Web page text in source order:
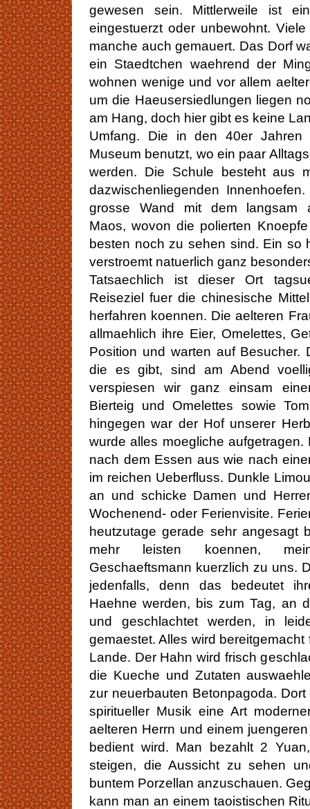
gewesen sein. Mittlerweile ist
eingestuerzt oder unbewohnt.
manche auch gemauert. Das Dorf
ein Staedtchen waehrend der
wohnen wenige und vor allem
um die Haeusersiedlungen liegen
am Hang, doch hier gibt es keine
Umfang. Die in den 40er Jahren
Museum benutzt, wo ein paar
werden. Die Schule besteht aus
dazwischenliegenden
grosse Wand mit dem langsam
Maos, wovon die polierten
besten noch zu sehen sind. Ein so
verstroemt natuerlich ganz
Tatsaechlich ist dieser Ort
Reiseziel fuer die chinesische
herfahren koennen. Die aelteren
allmaehlich ihre Eier, Omelettes,
Position und warten auf Besucher.
die es gibt, sind am Abend
verspiesen wir ganz einsam
Bierteig und Omelettes sowie
hingegen war der Hof unserer
wurde alles moegliche
nach dem Essen aus wie nach
im reichen Ueberfluss. Dunkle
an und schicke Damen und
Wochenend- oder Ferienvisite.
heutzutage gerade sehr angesagt
mehr leisten koennen,
Geschaeftsmann kuerzlich zu uns.
jedenfalls, denn das bedeutet
Haehne werden, bis zum Tag, an
und geschlachtet werden, in
gemaestet. Alles wird
Lande. Der Hahn wird frisch
die Kueche und Zutaten
zur neuerbauten Betonpagoda.
spiritueller Musik eine Art
aelteren Herrn und einem
bedient wird. Man bezahlt 2
steigen, die Aussicht zu sehen
buntem Porzellan anzuschauen.
kann man an einem taoistischen